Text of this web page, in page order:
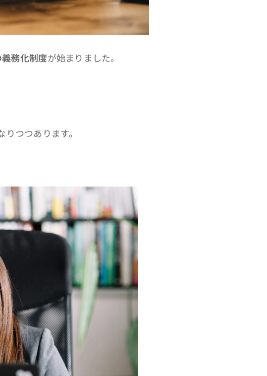
務化制度が始まりました。
つつあります。